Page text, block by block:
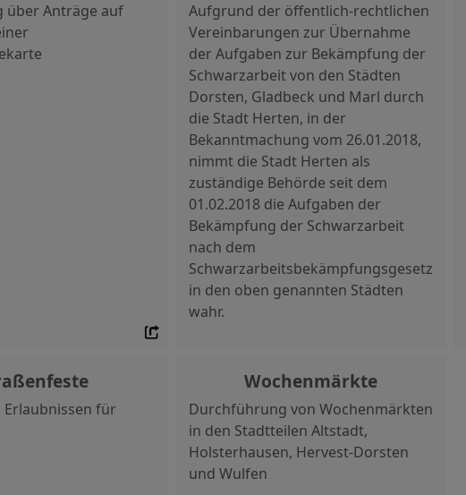
über Anträge auf
Aufgrund der öffentlich-rechtlichen
Vereinbarungen zur Übernahme
der Aufgaben zur Bekämpfung der
Schwarzarbeit von den Städten
Dorsten, Gladbeck und Marl durch
die Stadt Herten, in der
Bekanntmachung vom 26.01.2018,
nimmt die Stadt Herten als
zuständige Behörde seit dem
01.02.2018 die Aufgaben der
Bekämpfung der Schwarzarbeit
nach dem
Schwarzarbeitsbekämpfungsgesetz
in den oben genannten Städten
wahr.
für
Wochenmärkte
Durchführung von Wochenmärkten
in den Stadtteilen Altstadt,
Holsterhausen, Hervest-Dorsten
und Wulfen